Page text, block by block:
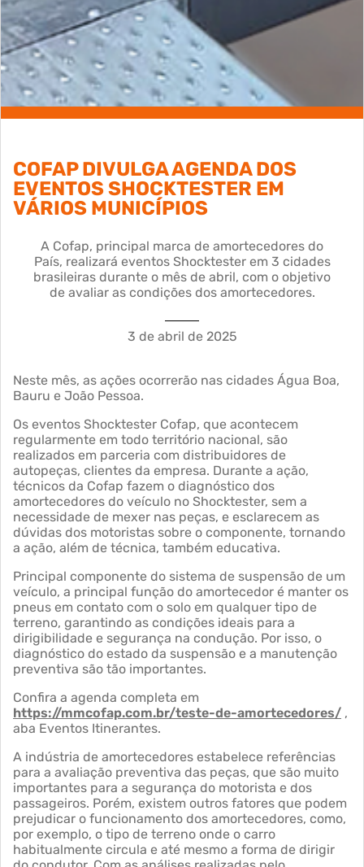
COFAP DIVULGA AGENDA DOS
EVENTOS SHOCKTESTER EM
VÁRIOS MUNICÍPIOS
A Cofap, principal marca de amortecedores do
País, realizará eventos Shocktester em 3 cidades
brasileiras durante o mês de abril, com o objetivo
de avaliar as condições dos amortecedores.
3 de abril de 2025
Neste mês, as ações ocorrerão nas cidades Água Boa,
Bauru e João Pessoa.
Os eventos Shocktester Cofap, que acontecem
regularmente em todo território nacional, são
realizados em parceria com distribuidores de
autopeças, clientes da empresa. Durante a ação,
técnicos da Cofap fazem o diagnóstico dos
amortecedores do veículo no Shocktester, sem a
necessidade de mexer nas peças, e esclarecem as
dúvidas dos motoristas sobre o componente, tornando
a ação, além de técnica, também educativa.
Principal componente do sistema de suspensão de um
veículo, a principal função do amortecedor é manter os
pneus em contato com o solo em qualquer tipo de
terreno, garantindo as condições ideais para a
dirigibilidade e segurança na condução. Por isso, o
diagnóstico do estado da suspensão e a manutenção
preventiva são tão importantes.
Confira a agenda completa em
https://mmcofap.com.br/teste-de-amortecedores/ ,
aba Eventos Itinerantes.
A indústria de amortecedores estabelece referências
para a avaliação preventiva das peças, que são muito
importantes para a segurança do motorista e dos
passageiros. Porém, existem outros fatores que podem
prejudicar o funcionamento dos amortecedores, como,
por exemplo, o tipo de terreno onde o carro
habitualmente circula e até mesmo a forma de dirigir